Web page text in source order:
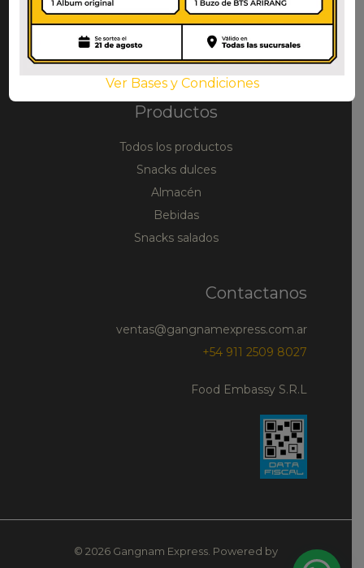
Política de privacidad
Preguntas frecuentes
Productos
Todos los productos
Snacks dulces
Almacén
Bebidas
Snacks salados
Contactanos
ventas@gangnamexpress.com.ar
+54 911 2509 8027
Food Embassy S.R.L
© 2026 Gangnam Express. Powered by
Ver Bases y Condiciones